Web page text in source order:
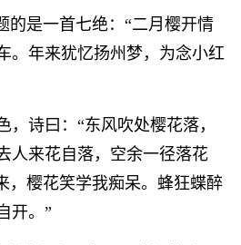
的是一首七绝：“二月樱开情
。年来犹忆扬州梦，为念小红
，诗曰：“东风吹处樱花落，
人来花自落，空余一径落花
，樱花笑学我痴呆。蜂狂蝶醉
开。”